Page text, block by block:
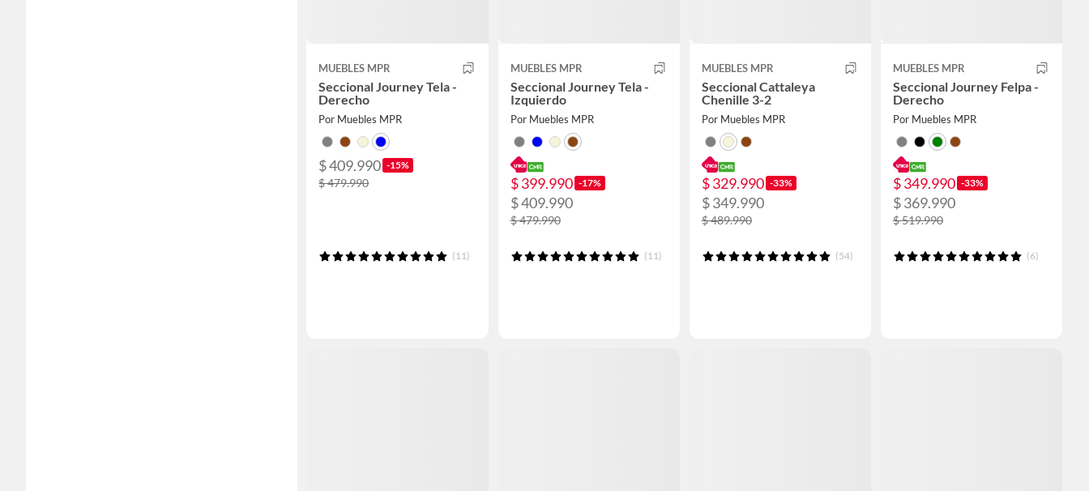
MUEBLES MPR
Seccional Journey Tela -
Derecho
Por Muebles MPR
$ 409.990 -15%
$ 479.990
(11)
MUEBLES MPR
Seccional Journey Tela -
Izquierdo
Por Muebles MPR
$ 399.990 -17%
$ 409.990
$ 479.990
(11)
MUEBLES MPR
Seccional Cattaleya
Chenille 3-2
Por Muebles MPR
$ 329.990 -33%
$ 349.990
$ 489.990
(54)
MUEBLES MPR
Seccional Journey Felpa -
Derecho
Por Muebles MPR
$ 349.990 -33%
$ 369.990
$ 519.990
(6)